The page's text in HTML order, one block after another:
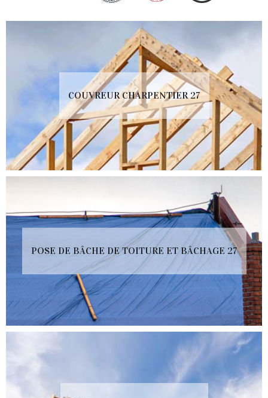
COUVREUR CHARPENTIER 27
POSE DE BÂCHE DE TOITURE ET BÂCHAGE 27